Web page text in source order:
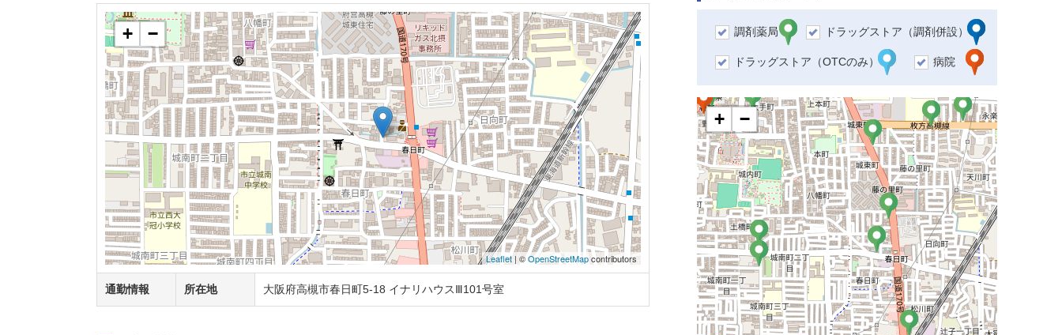
+ −
Leaflet| ©OpenStreetMapcontributors
通勤情報 所在地 大阪府高槻市春日町5-18 イナリハウスⅢ101号室
調剤薬局 ドラッグストア（調剤併設）
ドラッグストア（OTCのみ） 病院
+ −